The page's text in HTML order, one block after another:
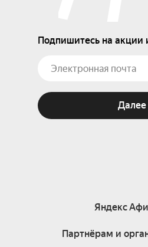
Подпишитесь на акции
Далее
Яндекс
Справка
Партнёрам и